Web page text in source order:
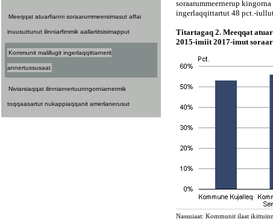
Meeqqat atuarfianni soraarummeersimasut affai
inuusuttunut ilinniarfimmik aallartitsisimapput
Kommunit malillugit ingerlaqqittarnerit
annertussusaat
Niviarsiaqqat ilinniarnertuunngorniarnermik
toqqaasartut nukappiaqqanit amerlanerusut